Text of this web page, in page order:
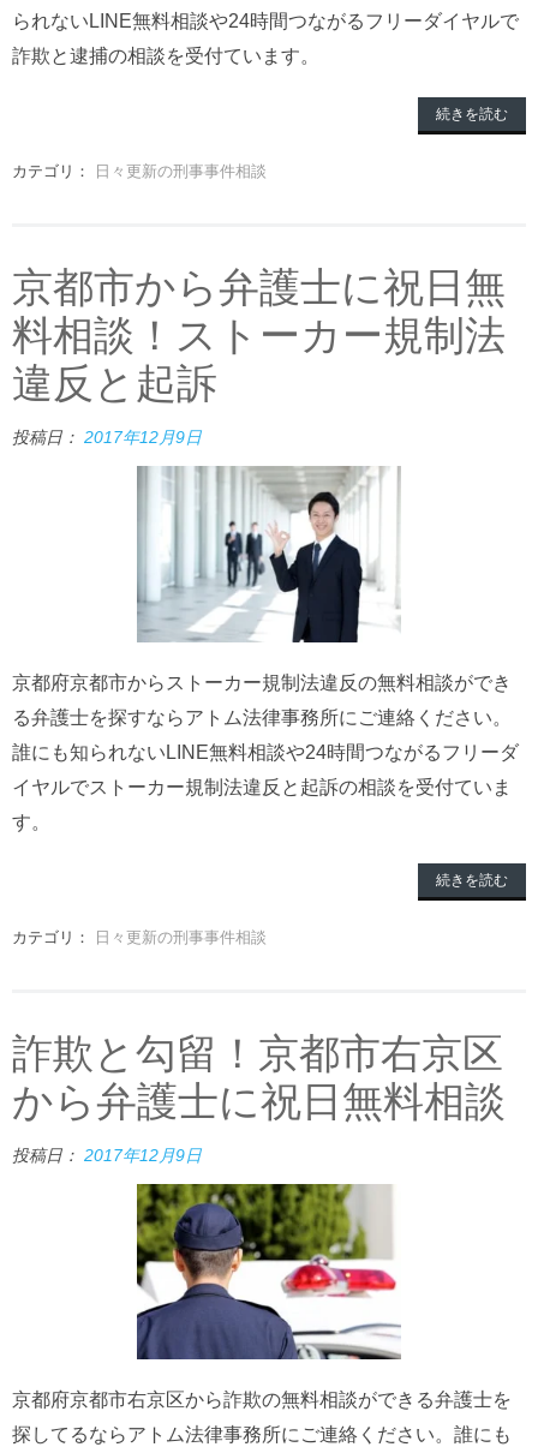
られないLINE無料相談や24時間つながるフリーダイヤルで
詐欺と逮捕の相談を受付ています。
続きを読む
カテゴリ： 日々更新の刑事事件相談
京都市から弁護士に祝日無
料相談！ストーカー規制法
違反と起訴
投稿日： 2017年12月9日
京都府京都市からストーカー規制法違反の無料相談ができ
る弁護士を探すならアトム法律事務所にご連絡ください。
誰にも知られないLINE無料相談や24時間つながるフリーダ
イヤルでストーカー規制法違反と起訴の相談を受付ていま
す。
続きを読む
カテゴリ： 日々更新の刑事事件相談
詐欺と勾留！京都市右京区
から弁護士に祝日無料相談
投稿日： 2017年12月9日
京都府京都市右京区から詐欺の無料相談ができる弁護士を
探してるならアトム法律事務所にご連絡ください。誰にも